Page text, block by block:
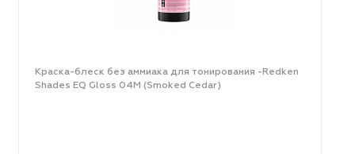
Краска-блеск без аммиака для тонирования -Redken
Shades EQ Gloss 04M (Smoked Cedar)